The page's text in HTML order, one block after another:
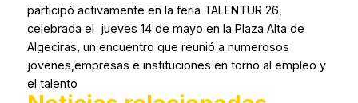
participó activamente en la feria TALENTUR 26,
celebrada el jueves 14 de mayo en la Plaza Alta de
Algeciras, un encuentro que reunió a numerosos
jovenes,empresas e instituciones en torno al empleo y
el talento